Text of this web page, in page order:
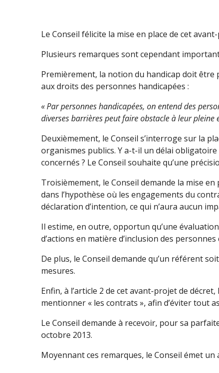
Le Conseil félicite la mise en place de cet
Plusieurs remarques sont cependant
Premièrement, la notion du handicap doit
aux droits des personnes handicapées :
« Par personnes handicapées, on entend des
diverses barrières peut faire obstacle à leur pleine
Deuxièmement, le Conseil s’interroge sur la
organismes publics. Y a-t-il un délai
concernés ? Le Conseil souhaite qu’une
Troisièmement, le Conseil demande la mise en
dans l’hypothèse où les engagements du
déclaration d’intention, ce qui n’aura aucun
Il estime, en outre, opportun qu’une
d’actions en matière d’inclusion des
De plus, le Conseil demande qu’un référent
mesures.
Enfin, à l’article 2 de cet avant-projet de
mentionner « les contrats », afin d’éviter tout
Le Conseil demande à recevoir, pour sa
octobre 2013.
Moyennant ces remarques, le Conseil émet un